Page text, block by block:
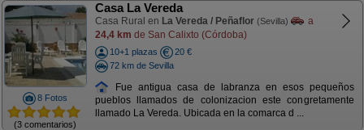
8 Fotos
(3 comentarios)
Casa La Vereda
Casa Rural en La Vereda / Peñaflor (Sevilla)
a
24,4 km de San Calixto (Córdoba)
10+1 plazas
20 €
72 km de Sevilla
Fue antigua casa de labranza en esos pequeños
pueblos llamados de colonizacion este congretamente
llamado La Vereda. Ubicada en la comarca d ...